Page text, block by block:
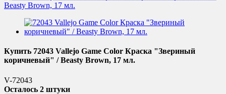
Купить 72043 Vallejo Game Color Краска "Звериный
коричневый" / Beasty Brown, 17 мл.
V-72043
Осталось 2 штуки